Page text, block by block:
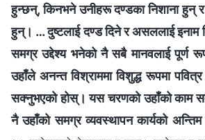
हुन्छन्, किनभने उनीहरू दण्डका निशाना हुन् र
हुन्। … दुष्टलाई दण्ड दिने र असललाई इनाम
समग्र उद्देश्य भनेको नै सबै मानवलाई पूर्ण
उहाँले अनन्त विश्राममा विशुद्ध रूपमा
सक्नुभएको होस्। यस चरणको उहाँको काम
नै उहाँको समग्र व्यवस्थापन कार्यको